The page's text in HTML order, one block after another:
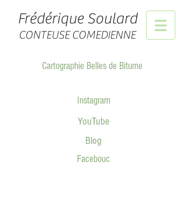
Frédérique Soulard
CONTEUSECOMEDIENNE
Cartographie Belles de Bitume
Instagram
YouTube
Blog
Facebouc